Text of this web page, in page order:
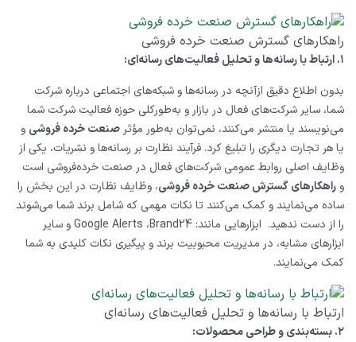
راهکارهای گسترش صنعت خرده‌ فروشی
۱. ارتباط با رسانه‌ها و تحلیل فعالیت‌های رسانه‌ای:
بدون اطلاع دقیق ازآنچه در رسانه‌ها و شبکه‌های اجتماعی درباره شرکت
شما، سایر شرکت‌های فعال در بازار و به‌طورکلی حوزه فعالیت شرکت شما
می‌نویسند یا منتشر می‌کنند، نمی‌توان به‌طور مؤثر صنعت خرده ‌فروشی و
یا هر تجارت دیگری را تبلیغ کرد. فرآیند نظارت بر رسانه‌ها و نشریات، یکی از
وظایف اصلی روابط عمومی شرکت‌های فعال در صنعت خرده‌فروشی است
و راهکارهای گسترش صنعت خرده ‌فروشی، وظایف نظارت در این بخش را
ساده می‌نمایند و کمک می‌کنند تا نکات مهمی که شامل برند شما می‌شوند
را از دست ندهید. ابزارهایی مانند: Brand24، Google Alertsو سایر
ابزارهای مشابه، در مدیریت محبوبیت برند و پیگیری نکات کلیدی به شما
کمک می‌نمایند.
ارتباط با رسانه‌ها و تحلیل فعالیت‌های رسانه‌ای
۲. بسته‌بندی و طراحی محصولات: